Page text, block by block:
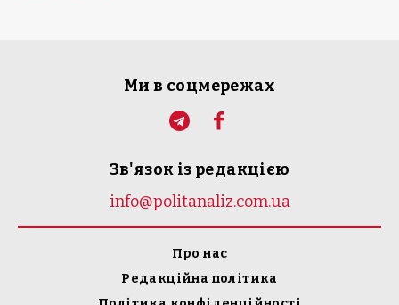
Ми в соцмережах
Зв'язок із редакцією
info@politanaliz.com.ua
Про нас
Редакційна політика